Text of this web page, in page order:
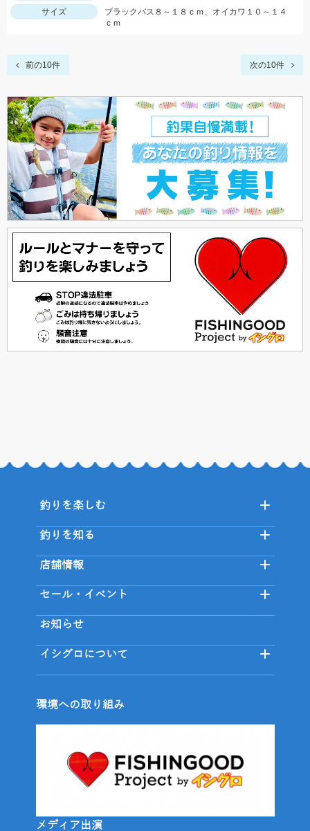
サイズ
ブラックバス８～１８ｃｍ、オイカワ１０～１４
ｃｍ
前の10件 次の10件
釣りを楽しむ
釣りを知る
店舗情報
セール・イベント
お知らせ
イシグロについて
環境への取り組み
メディア出演